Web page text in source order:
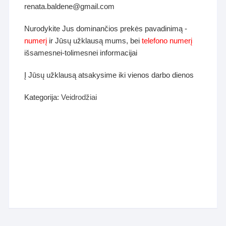
renata.baldene@gmail.com
Nurodykite Jus dominančios prekės pavadinimą -
numerį ir Jūsų užklausą mums, beitelefono numerį
išsamesnei-tolimesnei informacijai
Į Jūsų užklausą atsakysime iki vienos darbo dienos
Kategorija:Veidrodžiai